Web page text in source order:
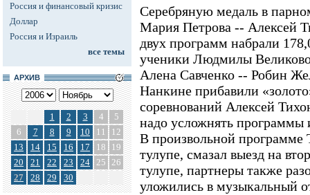
Россия и финансовый кризис
Доллар
Россия и Израиль
все темы
АРХИВ
1 2 3 4
5
6
7 8 9 10 11
12
13
14 15 16 17 18
19
20
21 22 23 24 25 26
27
28 29 30
Серебряную медаль в
Мария Петрова -- Алексей
двух программ набрали
ученики Людмилы
Алена Савченко -- Робин
Нанкине прибавили
соревнований Алексей
надо усложнять программы
В произвольной программе
тулупе, смазал выезд на
тулупе, партнеры также
уложились в музыкальный